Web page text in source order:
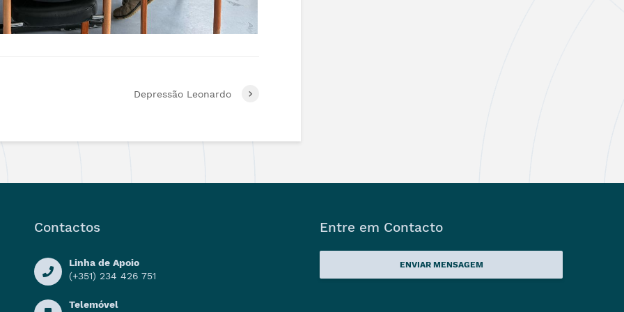
Depressão Leonardo
Contactos
Linha de Apoio
(+351) 234 426 751
Telemóvel
Entre em Contacto
ENVIAR MENSAGEM